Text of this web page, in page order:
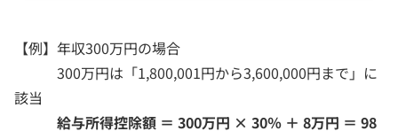
【例】年収300万円の場合
300万円は「1,800,001円から3,600,000円まで」に
該当
給与所得控除額 ＝ 300万円 × 30％ ＋ 8万円 ＝ 98